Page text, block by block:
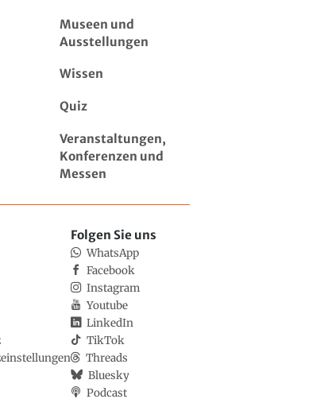
Museen und
Ausstellungen
Wissen
Quiz
Veranstaltungen,
Konferenzen und
Messen
Folgen Sie uns
WhatsApp
Facebook
Instagram
Youtube
LinkedIn
TikTok
Threads
Bluesky
Podcast